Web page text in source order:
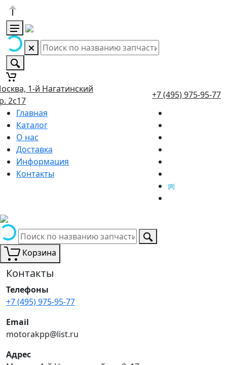
1-й Нагатинский
2с17
+7 (495) 975-95-77
Главная
Каталог
О нас
Доставка
Информация
Контакты
Корзина
Контакты
Телефоны
+7 (495) 975-95-77
Email
motorakpp@list.ru
Адрес